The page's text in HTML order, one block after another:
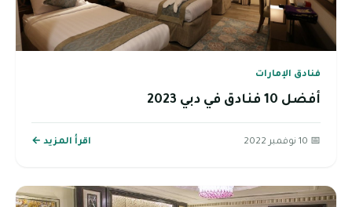
فنادق الإمارات
أفضل 10 فنادق في دبي 2023
📅 10 نوفمبر 2022 اقرأ المزيد ←